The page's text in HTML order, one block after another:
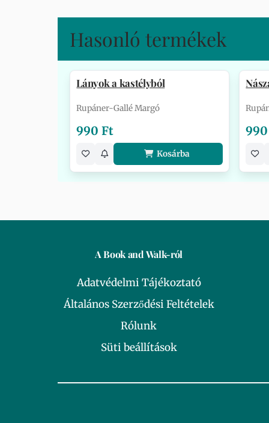
Hasonló termékek
Lányok a kastélyból
Rupáner-Gallé Margó
990 Ft
Kosárba
A Book and Walk-ról
Adatvédelmi Tájékoztató
Általános Szerződési Feltételek
Rólunk
Süti beállítások